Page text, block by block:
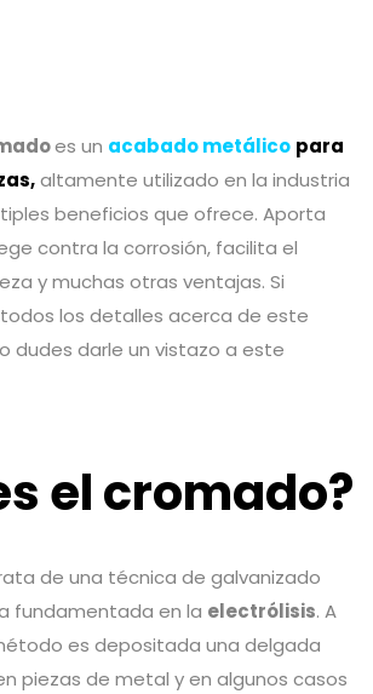
es un acabado metálico para
altamente utilizado en la industria
beneficios que ofrece. Aporta
contra la corrosión, facilita el
y muchas otras ventajas. Si
los detalles acerca de este
dudes darle un vistazo a este
el cromado?
de una técnica de galvanizado
fundamentada en la electrólisis. A
es depositada una delgada
piezas de metal y en algunos casos